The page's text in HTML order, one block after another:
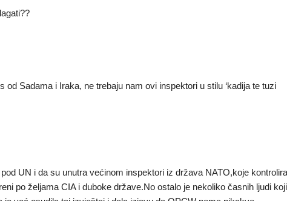
Sadama i Iraka, ne trebaju nam ovi inspektori u stilu ‘kadija te tuzi
UN i da su unutra većinom inspektori iz država NATO,koje
po željama CIA i duboke države.No ostalo je nekoliko časnih ljudi koji